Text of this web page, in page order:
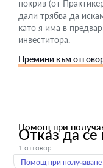
покрив (от
дали трябва да
като я има в
инвеститора.
Премини към
Помощ при
Отказ да се
1 отговор
Помощ при